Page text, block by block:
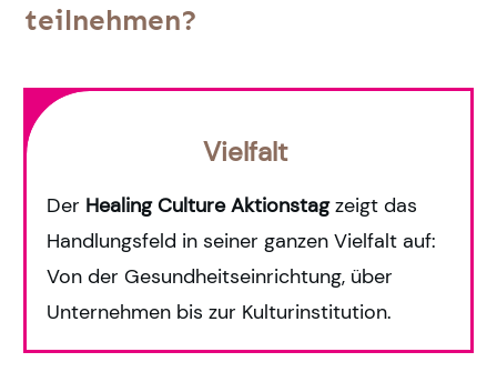
teilnehmen?
Vielfalt
Der Healing CultureAktionstagzeigt das
Handlungsfeld in seiner ganzen Vielfalt auf:
Von der Gesundheitseinrichtung, über
Unternehmen bis zur Kulturinstitution.